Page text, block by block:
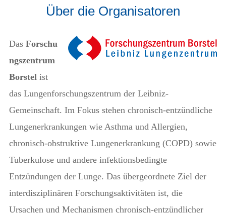
Über die Organisatoren
Das Forschu
ngszentrum
Borstel ist
das Lungenforschungszentrum der Leibniz-
Gemeinschaft. Im Fokus stehen chronisch-entzündliche
Lungenerkrankungen wie Asthma und Allergien,
chronisch-obstruktive Lungenerkrankung (COPD) sowie
Tuberkulose und andere infektionsbedingte
Entzündungen der Lunge. Das übergeordnete Ziel der
interdisziplinären Forschungsaktivitäten ist, die
Ursachen und Mechanismen chronisch-entzündlicher